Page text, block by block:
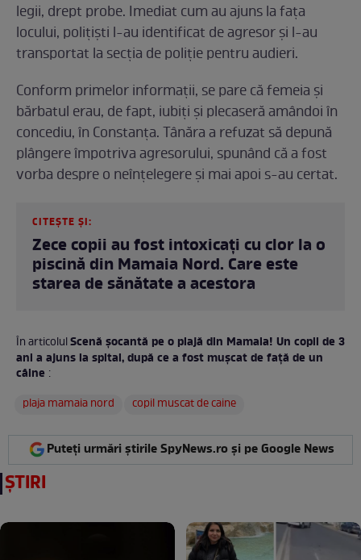
legii, drept probe. Imediat cum au ajuns la fața
locului, poliţişti l-au identificat de agresor și l-au
transportat la secția de poliție pentru audieri.
Conform primelor informații, se pare că femeia și
bărbatul erau, de fapt, iubiți și plecaseră amândoi în
concediu, în Constanța. Tânăra a refuzat să depună
plângere împotriva agresorului, spunând că a fost
vorba despre o neînțelegere și mai apoi s-au certat.
CITEȘTE ȘI:
Zece copii au fost intoxicați cu clor la o
piscină din Mamaia Nord. Care este
starea de sănătate a acestora
În articolulScenă șocantă pe o plajă din Mamaia! Un copil de 3
ani a ajuns la spital, după ce a fost mușcat de față de un
câine :
plaja mamaia nord
copil muscat de caine
Puteți urmări știrile SpyNews.ro și pe Google News
ȘTIRI